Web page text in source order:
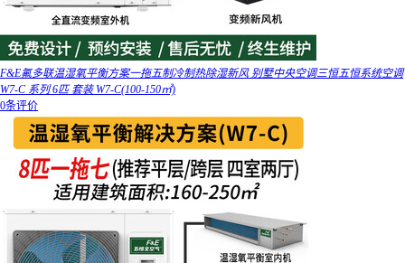
F&E氟多联温湿氧平衡方案一拖五制冷制热除湿新风 别墅中央空调三恒五恒系统空调
W7-C 系列 6匹 套装 W7-C(100-150㎡)
0条评价